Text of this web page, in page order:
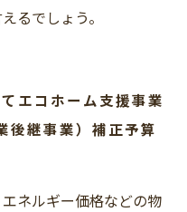
るでしょう。
エコホーム支援事業
後継事業）補正予算
ネルギー価格などの物